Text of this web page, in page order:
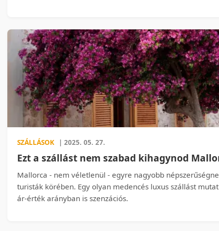
SZÁLLÁSOK | 2025. 05. 27.
Ezt a szállást nem szabad kihagynod
Mallorca - nem véletlenül - egyre nagyobb
turisták körében. Egy olyan medencés luxus szállást
ár-érték arányban is szenzációs.